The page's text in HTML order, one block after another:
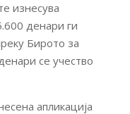
изнесува
денари ги
Бирото за
се учество
апликација